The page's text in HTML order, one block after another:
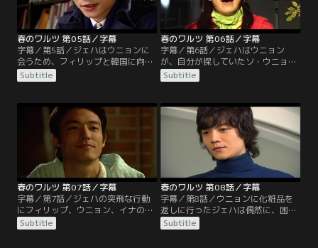
春のワルツ 第05話／字幕
字幕／第5話／ジェハはウニョンに
会うため、フィリップと韓国に向か
う。イナはジェハが韓国に来たのは
自分のためだと思い喜ぶが、ジェハ
ている。しかしそう簡単にウニョン
が見つかるはずもない。帰国記者会
見を終えると、ジェハはまたウニョ
ンを探すためソウル中を駆け回る。
やっと見つけたウニョンの姿は…。
Subtitle
春のワルツ 第06話／字幕
字幕／第6話／ジェハはウニョン
が、自分が探していたソ・ウニョン
ではないと知り愕然とする。ウニョ
ンの死を確認したジェハはオースト
によってアルバムリリースとそれに
伴う活動が終わるまでは韓国に残る
ことになる。決心をしたジェハの前
に度々現れるウニョン。ジェハには
そんなウニョンがうとましくてしか
Subtitle
春のワルツ 第07話／字幕
字幕／第7話／ジェハの突飛な行動
にフィリップ、ウニョン、イナの3
人は戸惑うばかりだった。フィリッ
プはジェハに、自分が好きなウニョ
Subtitle
春のワルツ 第08話／字幕
字幕／第8話／ウニョンに化粧品を
返しに行ったジェハは偶然に、困っ
ているウニョンを目撃する。ジェハ
はウニョンを助けたいが、ウニョン
Subtitle